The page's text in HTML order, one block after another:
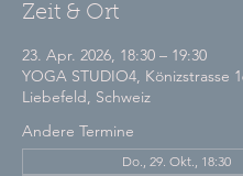
Zeit & Ort
23. Apr. 2026, 18:30 – 19:30
YOGA STUDIO4, Könizstrasse
Liebefeld, Schweiz
Andere Termine
Do., 29. Okt., 18:30